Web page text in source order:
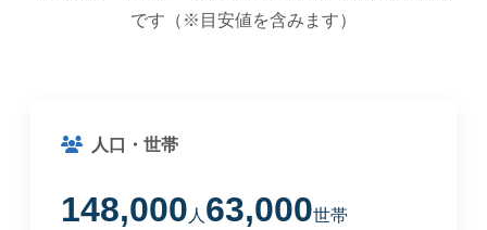
です（※目安値を含みます）
人口・世帯
148,000 人 63,000世帯